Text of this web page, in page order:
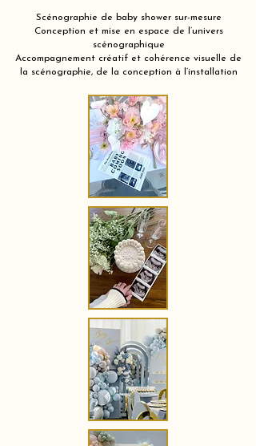
Scénographie de baby shower sur-mesure
Conception et mise en espace de l’univers
scénographique
Accompagnement créatif et cohérence visuelle de
la scénographie, de la conception à l’installation